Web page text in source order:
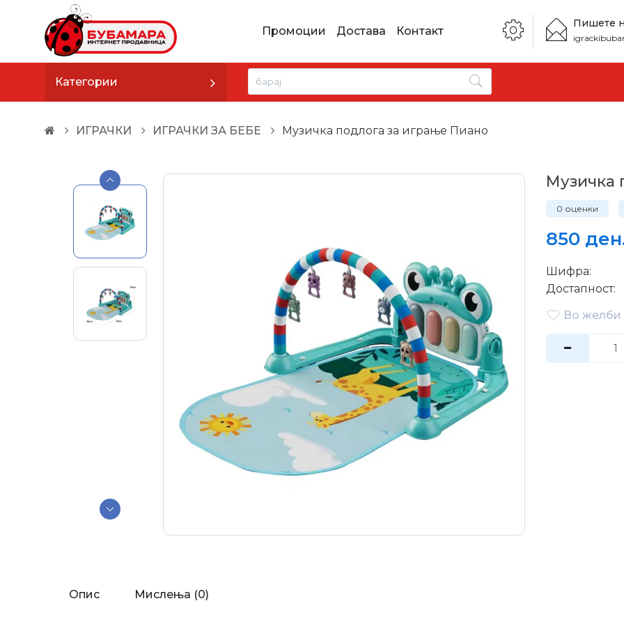
Промоции Достава Контакт
Пишете
Категории
ИГРАЧКИ ИГРАЧКИ ЗА БЕБЕ Музичка подлога за играње Пиано
Музичка
0 оценки
850
Шифра:
Достапност:
Во желби
Опис Мислења (0)